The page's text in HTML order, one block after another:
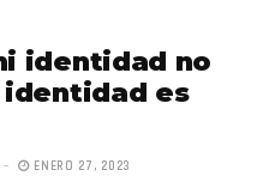
identidad no
es
ENERO 27, 2023